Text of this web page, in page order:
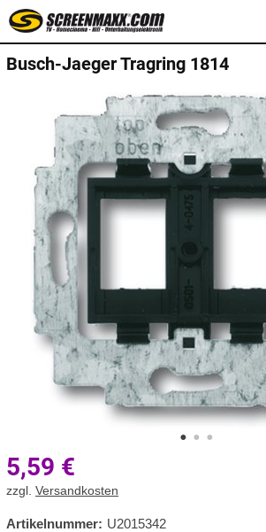
Busch-JaegerTragring 1814
5,59 €
zzgl. Versandkosten
Artikelnummer: U2015342